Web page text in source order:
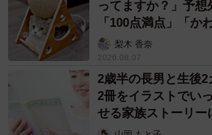
ってますか？」予
「100点満点」「か
梨木 香奈
2026.08.07
2歳半の長男と生後
2冊をイラストでい
せる家族ストーリー